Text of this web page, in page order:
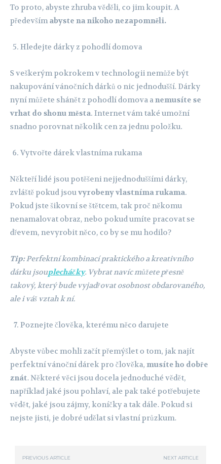
To proto, abyste zhruba věděli, co jim koupit. A
především abyste na nikoho nezapomněli.
Hledejte dárky z pohodlí domova
S veškerým pokrokem v technologii nemůže být
nakupování vánočních dárků o nic jednodušší. Dárky
nyní můžete shánět z pohodlí domova anemusíte se
vrhat do shonu města. Internet vám také umožní
snadno porovnat několik cen za jednu položku.
Vytvořte dárek vlastníma rukama
Někteří lidé jsou potěšeni nejjednoduššími dárky,
zvláště pokud jsouvyrobeny vlastníma rukama.
Pokud jste šikovní se štětcem, tak proč někomu
nenamalovat obraz, nebo pokud umíte pracovat se
dřevem, nevyrobit něco, co by se mu hodilo?
Tip:Perfektní kombinací praktického a kreativního
dárku jsouplecháčky. Vybrat navíc můžete přesně
takový, který bude vyjadřovat osobnost obdarovaného,
ale i váš vztah k ní.
Poznejte člověka, kterému něco darujete
Abyste vůbec mohli začít přemýšlet o tom, jak najít
perfektní vánoční dárek pro člověka, musíte ho dobře
znát. Některé věci jsou docela jednoduché vědět,
například jaké jsou pohlaví, ale pak také potřebujete
vědět, jaké jsou zájmy, koníčky a tak dále. Pokud si
nejste jisti, je dobré udělat si vlastní průzkum.
PREVIOUS ARTICLE NEXT ARTICLE